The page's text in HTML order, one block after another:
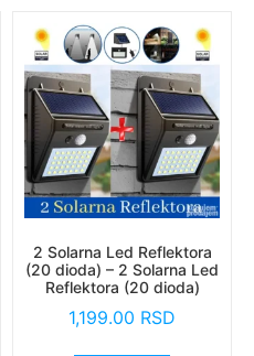
2 Solarna Led Reflektora
(20 dioda) – 2 Solarna Led
Reflektora (20 dioda)
1,199.00 RSD